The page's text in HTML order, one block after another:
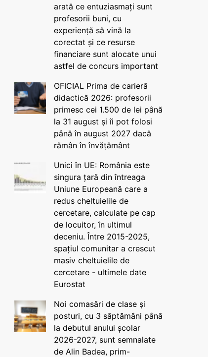
arată ce entuziasmați sunt
profesorii buni, cu
experiență să vină la
corectat și ce resurse
financiare sunt alocate unui
astfel de concurs important
OFICIAL Prima de carieră
didactică 2026: profesorii
primesc cei 1.500 de lei până
la 31 august și îi pot folosi
până în august 2027 dacă
rămân în învățământ
Unici în UE: România este
singura țară din întreaga
Uniune Europeană care a
redus cheltuielile de
cercetare, calculate pe cap
de locuitor, în ultimul
deceniu. Între 2015-2025,
spațiul comunitar a crescut
masiv cheltuielile de
cercetare - ultimele date
Eurostat
Noi comasări de clase și
posturi, cu 3 săptămâni până
la debutul anului școlar
2026-2027, sunt semnalate
de Alin Badea, prim-